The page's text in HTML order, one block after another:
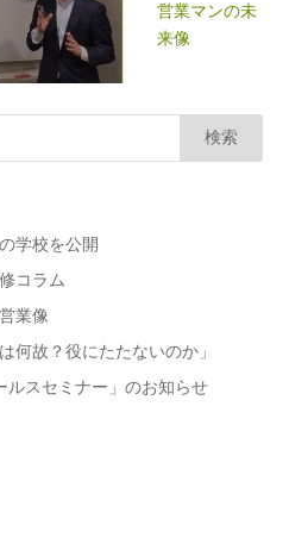
営業マンの未
来像
学校を公開
コラム
業像
何故？役にたたないのか」
ルスセミナー」のお知らせ